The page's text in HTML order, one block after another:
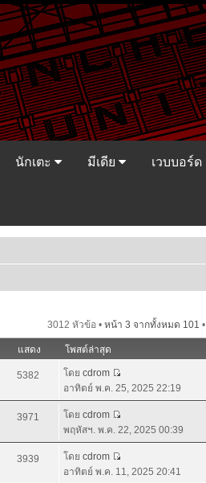
นักเตะ มีเดีย เวบบอร์ด
3012 หัวข้อ • หน้า 3 จากทั้งหมด 101 •
แสดง
โพสต์ล่าสุด
5382 โดย cdrom
อาทิตย์ พ.ค. 25, 2025 22:19
3971 โดย cdrom
พฤหัสฯ. พ.ค. 22, 2025 00:39
3939 โดย cdrom
อาทิตย์ พ.ค. 11, 2025 20:41